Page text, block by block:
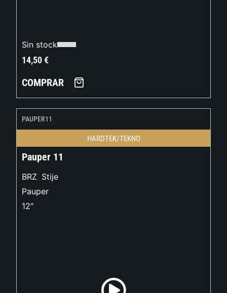
Sin stock
14,50€
COMPRAR
PAUPER11
HARDTEK/TEKNO
Pauper 11
BRZ, Stije
Pauper
12"